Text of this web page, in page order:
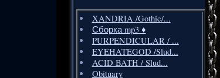
XANDRIA /Gothic/...
Сборка mp3 ♦️
PURPENDICULAR / ...
EYEHATEGOD /Slud...
ACID BATH / Slud...
Obituary